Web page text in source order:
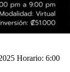
Horario: 6:00